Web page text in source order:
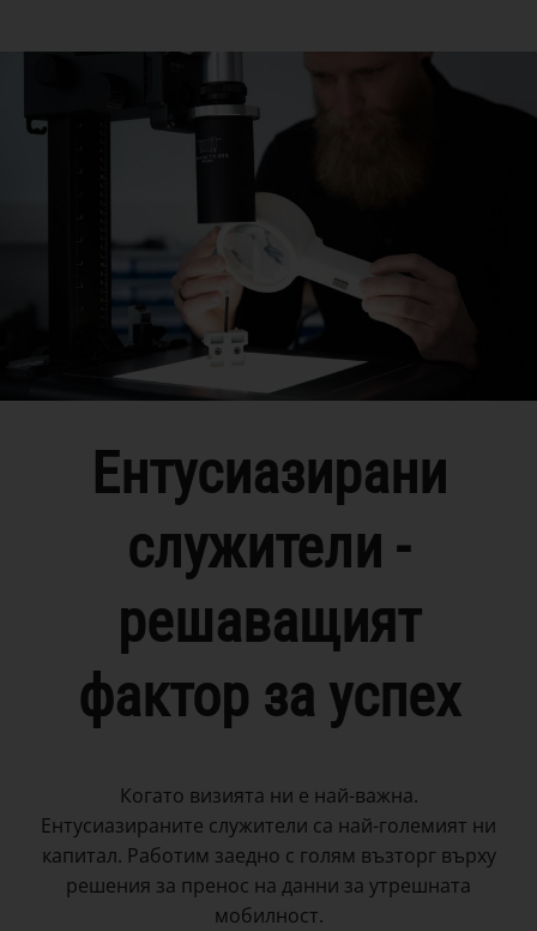
Ентусиазирани
служители -
решаващият
фактор за успех
Когато визията ни е най-важна.
Ентусиазираните служители са най-големият ни
капитал. Работим заедно с голям възторг върху
решения за пренос на данни за утрешната
мобилност.